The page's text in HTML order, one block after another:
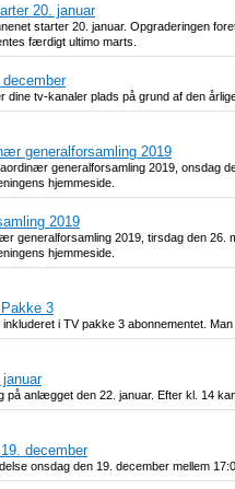
20. januar
starter 20. januar. Opgraderingen
færdigt ultimo marts.
dine tv-kanaler plads på grund af den
generalforsamling 2019
generalforsamling 2019, onsdag
hjemmeside.
2019
generalforsamling 2019, tirsdag den 26.
hjemmeside.
3
i TV pakke 3 abonnementet.
anlægget den 22. januar. Efter kl. 14
december
onsdag den 19. december mellem